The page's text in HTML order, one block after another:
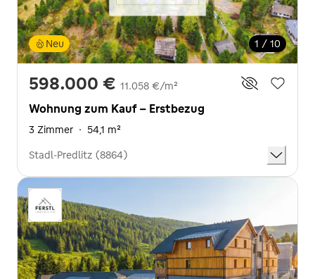
1 / 10
Neu
598.000 € 11.058 €/m²
Wohnung zum Kauf - Erstbezug
3 Zimmer · 54,1 m²
Stadl-Predlitz (8864)